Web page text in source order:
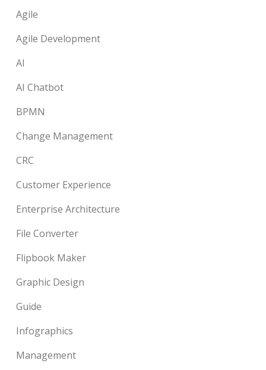
Agile
Agile Development
AI
AI Chatbot
BPMN
Change Management
CRC
Customer Experience
Enterprise Architecture
File Converter
Flipbook Maker
Graphic Design
Guide
Infographics
Management